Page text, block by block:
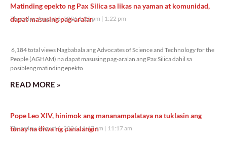
Matinding epekto ng Pax Silica sa likas na yaman at komunidad,
dapat masusing pag-aralan
Thursday, August 6, 2026 1:22 pm 1:22 pm
6,184 total views Nagbabala ang Advocates of Science and Technology for the
People (AGHAM) na dapat masusing pag-aralan ang Pax Silica dahil sa
posibleng matinding epekto
READ MORE »
Pope Leo XIV, hinimok ang mananampalataya na tuklasin ang
tunay na diwa ng panalangin
Thursday, August 6, 2026 11:17 am 11:17 am